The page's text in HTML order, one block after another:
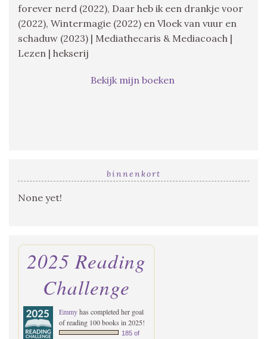
forever nerd (2022), Daar heb ik een drankje voor
(2022), Wintermagie (2022) en Vloek van vuur en
schaduw (2023) | Mediathecaris & Mediacoach |
Lezen | hekserij
Bekijk mijn boeken
binnenkort
None yet!
2025 Reading
Challenge
Emmyhas completed her goal
of reading 100 books in 2025!
185 of